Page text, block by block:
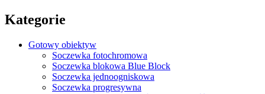
Kategorie
Gotowy obiektyw
Soczewka fotochromowa
Soczewka blokowa Blue Block
Soczewka jednoogniskowa
Soczewka progresywna